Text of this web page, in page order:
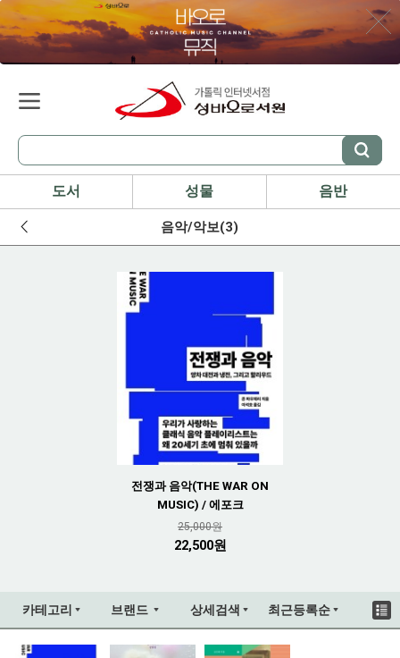
도서 성물 음반
음악/악보(3)
전쟁과 음악(THE WAR ON
MUSIC) / 에포크
25,000원
22,500원
카테고리 브랜드 상세검색 최근등록순